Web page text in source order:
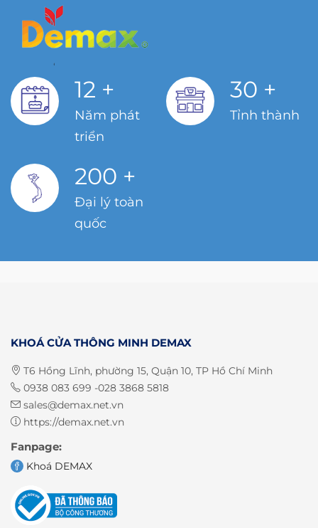
12 +
Năm phát
triển
30 +
Tỉnh thành
200 +
Đại lý toàn
quốc
KHOÁ CỬA THÔNG MINH DEMAX
T6 Hồng Lĩnh, phường 15, Quận 10, TP Hồ Chí Minh
0938 083 699 -028 3868 5818
sales@demax.net.vn
https://demax.net.vn
Fanpage:
Khoá DEMAX